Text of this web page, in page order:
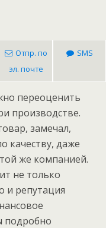
Отпр. по
эл. почте
SMS
переоценить
производстве.
замечал,
качеству, даже
же компанией.
не только
и репутация
подробно